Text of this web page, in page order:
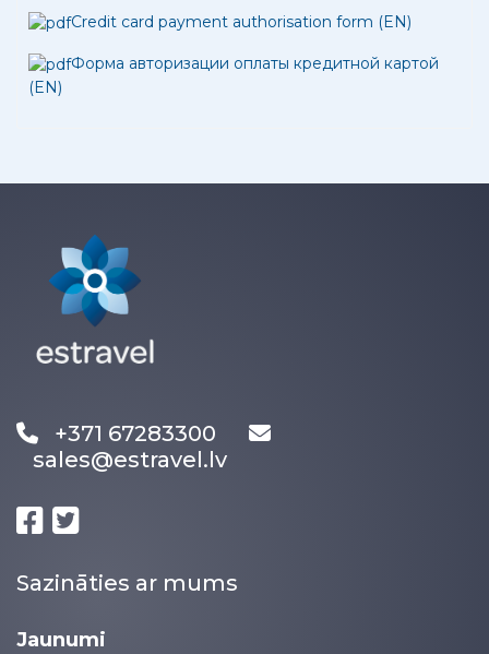
Credit card payment authorisation form (EN)
Форма авторизации оплаты кредитной картой
(EN)
+371 67283300
sales@estravel.lv
Sazināties ar mums
Jaunumi